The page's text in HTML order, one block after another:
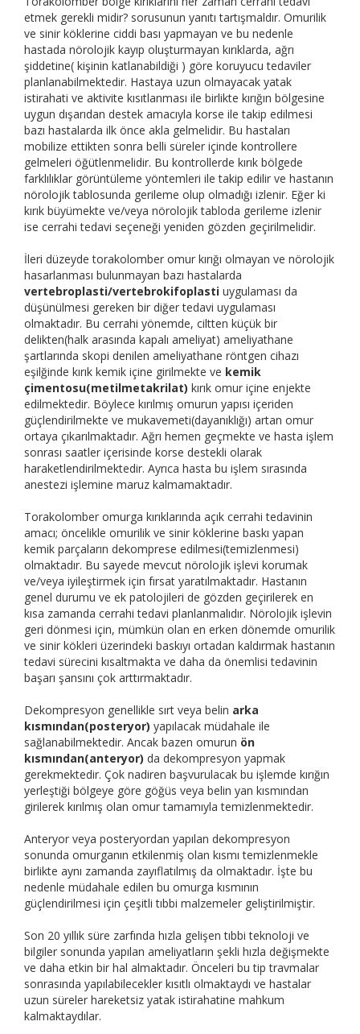
etmek gerekli midir? sorusunun yanıtı tartışmaldır. Omurilik
ve sinir köklerine ciddi bası yapmayan ve bu nedenle
hastada nörolojik kayıp oluşturmayan kırıklarda, ağrı
şiddetine( kişinin katlanabildiği ) göre koruyucu tedaviler
planlanabilmektedir. Hastaya uzun olmayacak yatak
istirahati ve aktivite kısıtlanması ile birlikte kırığın bölgesine
uygun dışarıdan destek amacıyla korse ile takip edilmesi
bazı hastalarda ilk önce akla gelmelidir. Bu hastaları
mobilize ettikten sonra belli süreler içinde kontrollere
gelmeleri öğütlenmelidir. Bu kontrollerde kırık bölgede
farklılıklar görüntüleme yöntemleri ile takip edilir ve hastanın
nörolojik tablosunda gerileme olup olmadığı izlenir. Eğer ki
kırık büyümekte ve/veya nörolojik tabloda gerileme izlenir
ise cerrahi tedavi seçeneği yeniden gözden geçirilmelidir.
İleri düzeyde torakolomber omur kırığı olmayan ve nörolojik
hasarlanması bulunmayan bazı hastalarda
vertebroplasti/vertebrokifoplasti uygulaması da
düşünülmesi gereken bir diğer tedavi uygulaması
olmaktadır. Bu cerrahi yönemde, ciltten küçük bir
delikten(halk arasında kapalı ameliyat) ameliyathane
şartlarında skopi denilen ameliyathane röntgen cihazı
eşilğinde kırık kemik içine girilmekte ve kemik
çimentosu(metilmetakrilat) kırık omur içine enjekte
edilmektedir. Böylece kırılmış omurun yapısı içeriden
güçlendirilmekte ve mukavemeti(dayanıklığı) artan omur
ortaya çıkarılmaktadır. Ağrı hemen geçmekte ve hasta işlem
sonrası saatler içerisinde korse destekli olarak
haraketlendirilmektedir. Ayrıca hasta bu işlem sırasında
anestezi işlemine maruz kalmamaktadır.
Torakolomber omurga kırıklarında açık cerrahi tedavinin
amacı; öncelikle omurilik ve sinir köklerine baskı yapan
kemik parçaların dekomprese edilmesi(temizlenmesi)
olmaktadır. Bu sayede mevcut nörolojik işlevi korumak
ve/veya iyileştirmek için fırsat yaratılmaktadır. Hastanın
genel durumu ve ek patolojileri de gözden geçirilerek en
kısa zamanda cerrahi tedavi planlanmalıdır. Nörolojik işlevin
geri dönmesi için, mümkün olan en erken dönemde omurilik
ve sinir kökleri üzerindeki baskıyı ortadan kaldırmak hastanın
tedavi sürecini kısaltmakta ve daha da önemlisi tedavinin
başarı şansını çok arttırmaktadır.
Dekompresyon genellikle sırt veya belin arka
kısmından(posteryor) yapılacak müdahale ile
sağlanabilmektedir. Ancak bazen omurun ön
kısmından(anteryor) da dekompresyon yapmak
gerekmektedir. Çok nadiren başvurulacak bu işlemde kırığın
yerleştiği bölgeye göre göğüs veya belin yan kısmından
girilerek kırılmış olan omur tamamıyla temizlenmektedir.
Anteryor veya posteryordan yapılan dekompresyon
sonunda omurganın etkilenmiş olan kısmı temizlenmekle
birlikte aynı zamanda zayıflatılmış da olmaktadır. İşte bu
nedenle müdahale edilen bu omurga kısmının
güçlendirilmesi için çeşitli tıbbi malzemeler geliştirilmiştir.
Son 20 yıllık süre zarfında hızla gelişen tıbbi teknoloji ve
bilgiler sonunda yapılan ameliyatların şekli hızla değişmekte
ve daha etkin bir hal almaktadır. Önceleri bu tip travmalar
sonrasında yapılabilecekler kısıtlı olmaktaydı ve hastalar
uzun süreler hareketsiz yatak istirahatine mahkum
kalmaktaydılar.